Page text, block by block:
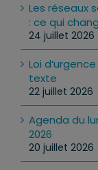
Les réseaux
: ce qui
24 juillet 2026
Loi
texte
22 juillet 2026
Agenda du
2026
20 juillet 2026